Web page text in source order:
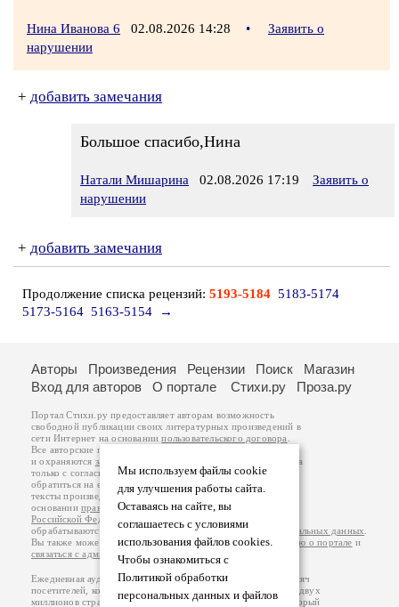
Нина Иванова 6 02.08.2026 14:28 •
Заявить о
нарушении
+ добавить замечания
Большое спасибо,Нина
Натали Мишарина 02.08.2026 17:19
Заявить о
нарушении
+ добавить замечания
Продолжение списка рецензий: 5193-5184 5183-5174
5173-5164 5163-5154 →
Мы используем файлы cookie
для улучшения работы сайта.
Оставаясь на сайте, вы
соглашаетесь с условиями
использования файлов cookies.
Чтобы ознакомиться с
Политикой обработки
персональных данных и файлов
Авторы Произведения Рецензии Поиск
Магазин
Вход для авторов
О портале Стихи.ру Проза.ру
Портал Стихи.ру предоставляет авторам возможность
свободной публикации своих литературных произведений в
сети Интернет на основаниипользовательского договора
Все авторские права на произведения принадлежат авторам
и охраняются законом
. Перепечатка произведений возможна
только с согласия его автора, к которому вы можете
обратиться на его авторской странице. Ответственность за
тексты произведений авторы несут самостоятельно на
основанииправил публикацииизаконодательства
Российской Федерации
обрабатываются на основанииПолитики обработки персональных данных
Вы также можете посмотреть более подробнуюинформацию о портале и
связаться с администрацией
Ежедневная аудитория портала Стихи.ру – порядка 200 тысяч
посетителей, которые в общей сумме просматривают более двух
миллионов страниц по данным счетчика посещаемости, который